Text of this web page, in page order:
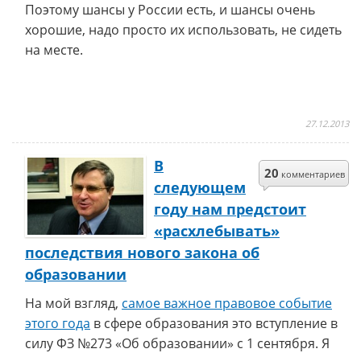
Поэтому шансы у России есть, и шансы очень
хорошие, надо просто их использовать, не сидеть
на месте.
27.12.2013
20 комментариев
В
следующем
году нам предстоит
«расхлебывать»
последствия нового закона об
образовании
На мой взгляд, самое важное правовое событие
этого года в сфере образования это вступление в
силу ФЗ №273 «Об образовании» с 1 сентября. Я